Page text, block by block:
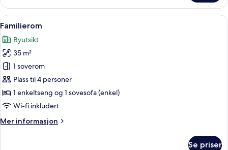
–
standard
(with
Bed)
Åpne
alle
bildene
av
Familierom
Familierom | Dundyner, safe på
12
Familierom
Byutsikt
35 m²
1 soverom
Plass til 4 personer
1 enkeltseng og 1 sovesofa (enkel)
Wi-fi inkludert
Mer informasjon
Mer
Se priser